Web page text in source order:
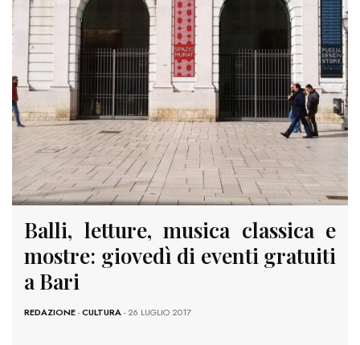
Balli, letture, musica classica e
mostre: giovedì di eventi gratuiti
a Bari
REDAZIONE-CULTURA- 26 LUGLIO 2017